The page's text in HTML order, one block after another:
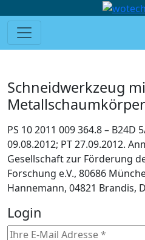
Schneidwerkzeug
Metallschaumkörper
PS 10 2011 009 364.8 – B24D
09.08.2012; PT 27.09.2012.
Gesellschaft zur Förderung
Forschung e.V., 80686
Hannemann, 04821 Brandis,
Login